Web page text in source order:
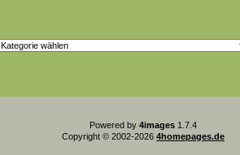
Powered by 4images 1.7.4
Copyright © 2002-2026 4homepages.de